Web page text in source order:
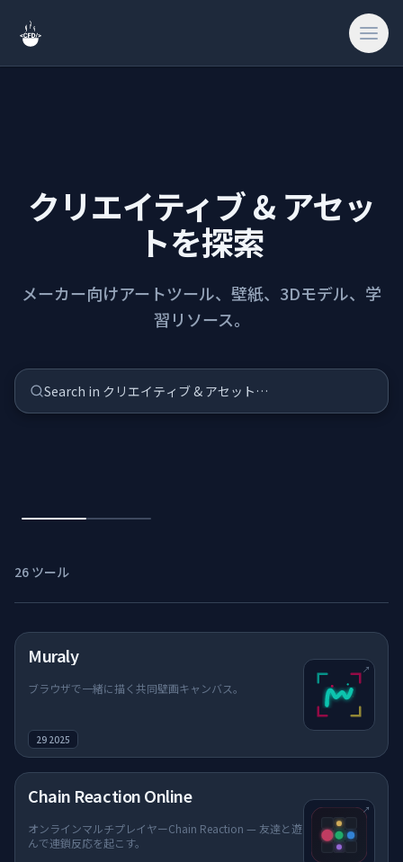
🔧ツール & ユー
サイト & 外部
ストア
ゲーム
AI
デザイン
私たちについて
クリエイティブ & アセッ
トを探索
メーカー向けアートツール、壁紙、3Dモデル、学
習リソース。
Search in クリエイティブ & アセット…
26 ツール
Muraly（新しいタブで開く）
ブラウザで一緒に描く共同壁画キャンバス。
29 2025
↗
Chain Reaction Online（新しいタブで開く）
オンラインマルチプレイヤーChain Reaction — 友達と遊
んで連鎖反応を起こす。
↗